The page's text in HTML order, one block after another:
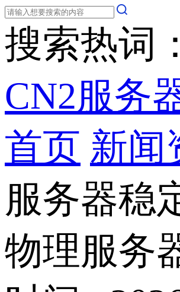
搜索热词
CN2服务
首页 新闻
服务器稳
物理服务